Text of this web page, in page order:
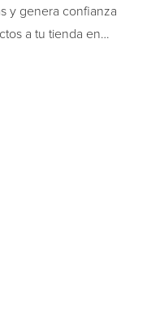
y genera confianza
a tu tienda en…